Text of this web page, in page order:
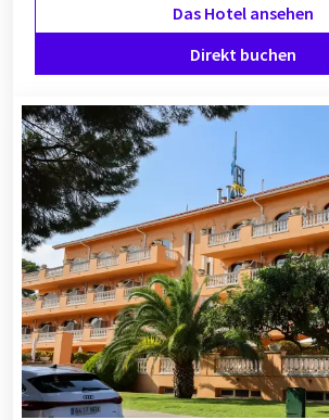
Das Hotel ansehen
Direkt buchen